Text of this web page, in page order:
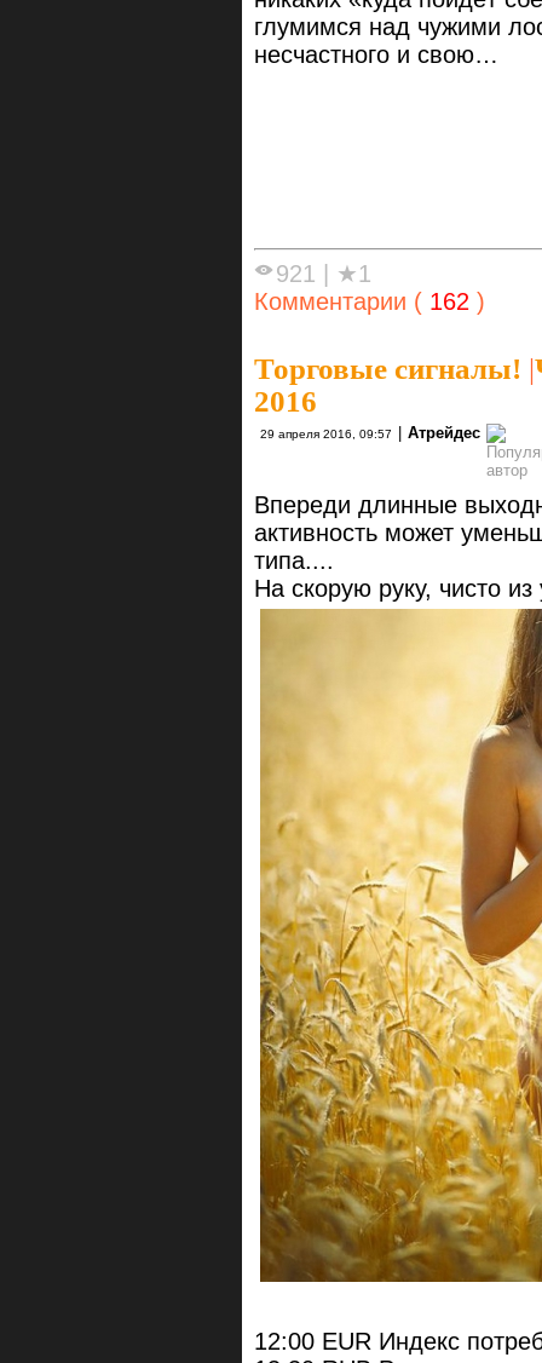
глумимся над чужими
несчастного и свою…
921 | ★1
Комментарии ( 162 )
Торговые сигналы! |
2016
29 апреля 2016, 09:57 | Атрейдес
Впереди длинные
активность может
типа....
На скорую руку, чисто
12:00 EUR Индекс